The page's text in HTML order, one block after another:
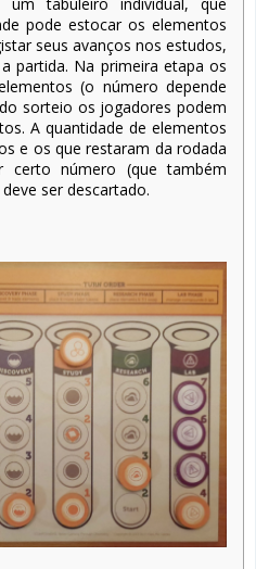
pode estocar os elementos
seus avanços nos estudos,
partida. Na primeira etapa os
(o número depende
sorteio os jogadores podem
A quantidade de elementos
e os que restaram da rodada
certo número (que também
ser descartado.